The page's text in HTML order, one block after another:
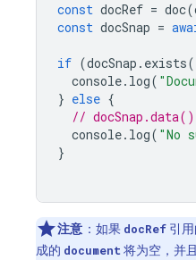
const docRef = doc(
const docSnap =
if (docSnap . exists
console. log(
} else {
//
console. log( "No
}
注意 ：如果 docRef引用
成的 document 将为空，并